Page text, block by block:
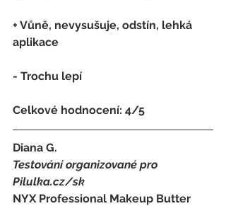
+ Vůně, nevysušuje, odstín, lehká
aplikace
- Trochu lepí
Celkové hodnocení: 4/5
Diana G.
Testování organizované pro
Pilulka.cz/sk
NYX Professional Makeup Butter